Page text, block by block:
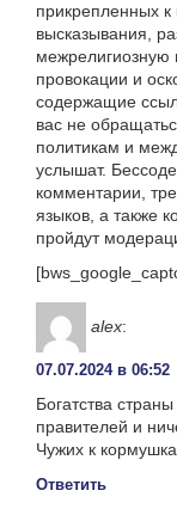
прикрепленных
высказывания,
межрелигиозную
провокации и
содержащие
вас не
политикам и
услышат.
комментарии,
языков, а также
пройдут
alex:
07.07.2024 в 06:52
Богатства
правителей и
Чужих к
Ответить